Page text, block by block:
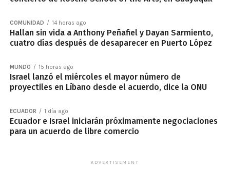
COMUNIDAD 14 horas ago
Hallan sin vida a Anthony Peñafiel y Dayan Sarmiento,
cuatro días después de desaparecer en Puerto López
MUNDO 15 horas ago
Israel lanzó el miércoles el mayor número de
proyectiles en Líbano desde el acuerdo, dice la ONU
ECUADOR 1 día ago
Ecuador e Israel iniciarán próximamente negociaciones
para un acuerdo de libre comercio
ADVERTISEMENT